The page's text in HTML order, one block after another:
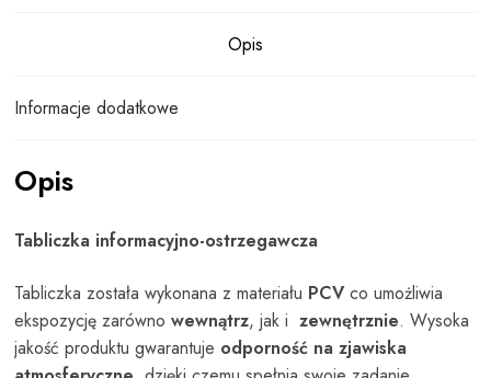
Opis
Informacje dodatkowe
Opis
Tabliczka informacyjno-ostrzegawcza
Tabliczka została wykonana z materiału PCVco umożliwia
ekspozycję zarównowewnątrz, jak izewnętrznie. Wysoka
jakość produktu gwarantuje odporność na zjawiska